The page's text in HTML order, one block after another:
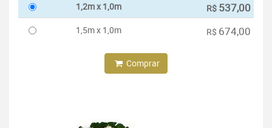
1,2m x 1,0m R$ 537,00
1,5m x 1,0m R$ 674,00
Comprar